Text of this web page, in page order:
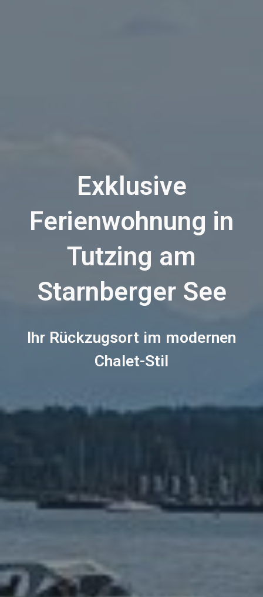
Exklusive
Ferienwohnung in
Tutzing am
Starnberger See
Ihr Rückzugsort im modernen
Chalet-Stil